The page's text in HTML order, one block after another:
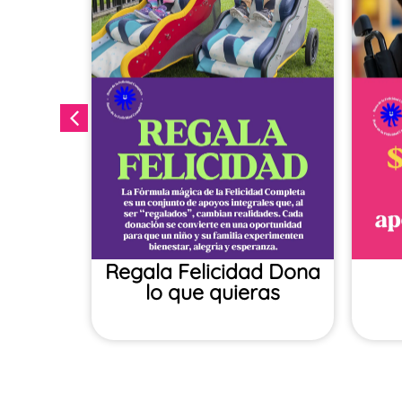
Regala Felicidad​ Dona
lo que quieras